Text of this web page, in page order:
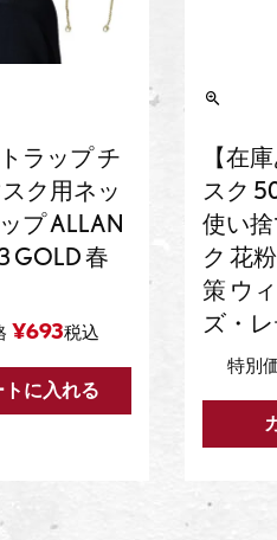
ラップ チ
ク用ネッ
プ ALLAN
GOLD 春
¥693税込
トに入れる
【在
スク
使い
ク 花
策 ウ
ズ・
特別